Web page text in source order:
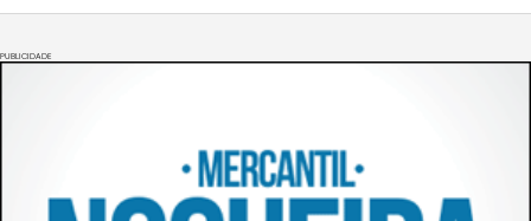
PUBLICIDADE